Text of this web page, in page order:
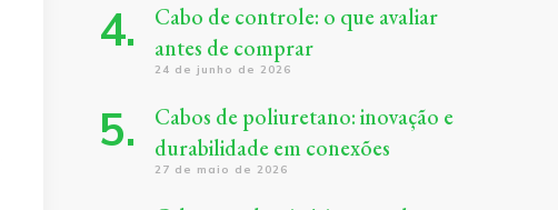
Cabo de controle: o que avaliar
antes de comprar
24 de junho de 2026
Cabos de poliuretano: inovação e
durabilidade em conexões
27 de maio de 2026